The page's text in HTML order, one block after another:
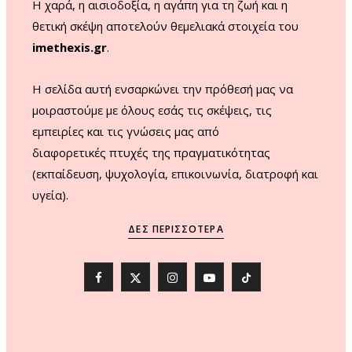
Η χαρά, η αισιοδοξία, η αγάπη για τη ζωή και η
θετική σκέψη αποτελούν θεμελιακά στοιχεία του
imethexis.gr.
H σελίδα αυτή ενσαρκώνει την πρόθεσή μας να
μοιραστούμε με όλους εσάς τις σκέψεις, τις
εμπειρίες και τις γνώσεις μας από
διαφορετικές πτυχές της πραγματικότητας
(εκπαίδευση, ψυχολογία, επικοινωνία, διατροφή και
υγεία).
ΔΕΣ ΠΕΡΙΣΣΌΤΕΡΑ
F
X
I
Y
T